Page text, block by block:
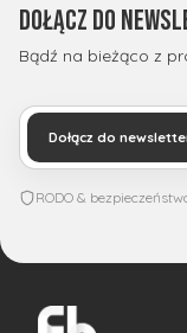
Dołącz do
Bądź na bieżąco z
Dołącz do
RODO &